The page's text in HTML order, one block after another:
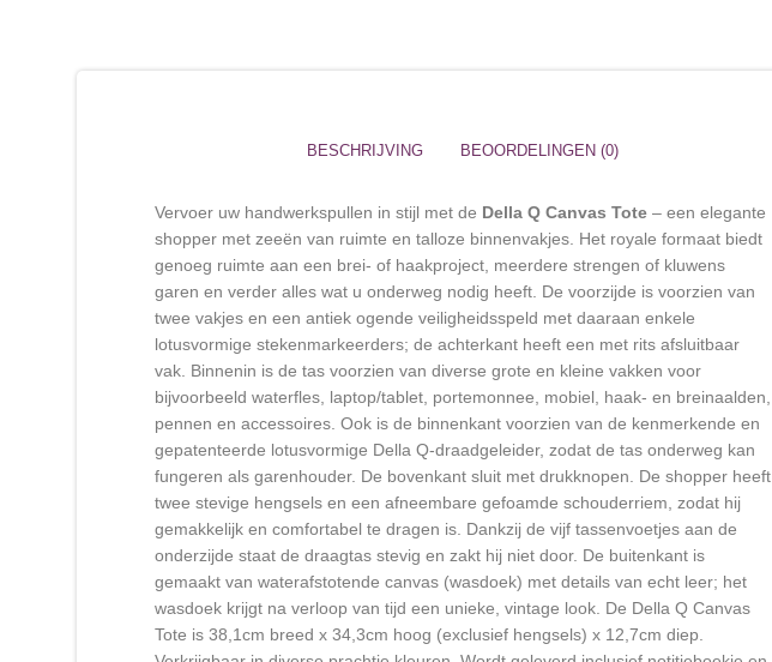
BESCHRIJVING BEOORDELINGEN (0)
Vervoer uw handwerkspullen in stijl met de Della Q Canvas Tote – een elegante
shopper met zeeën van ruimte en talloze binnenvakjes. Het royale formaat biedt
genoeg ruimte aan een brei- of haakproject, meerdere strengen of kluwens
garen en verder alles wat u onderweg nodig heeft. De voorzijde is voorzien van
twee vakjes en een antiek ogende veiligheidsspeld met daaraan enkele
lotusvormige stekenmarkeerders; de achterkant heeft een met rits afsluitbaar
vak. Binnenin is de tas voorzien van diverse grote en kleine vakken voor
bijvoorbeeld waterfles, laptop/tablet, portemonnee, mobiel, haak- en breinaalden,
pennen en accessoires. Ook is de binnenkant voorzien van de kenmerkende en
gepatenteerde lotusvormige Della Q-draadgeleider, zodat de tas onderweg kan
fungeren als garenhouder. De bovenkant sluit met drukknopen. De shopper heeft
twee stevige hengsels en een afneembare gefoamde schouderriem, zodat hij
gemakkelijk en comfortabel te dragen is. Dankzij de vijf tassenvoetjes aan de
onderzijde staat de draagtas stevig en zakt hij niet door. De buitenkant is
gemaakt van waterafstotende canvas (wasdoek) met details van echt leer; het
wasdoek krijgt na verloop van tijd een unieke, vintage look. De Della Q Canvas
Tote is 38,1cm breed x 34,3cm hoog (exclusief hengsels) x 12,7cm diep.